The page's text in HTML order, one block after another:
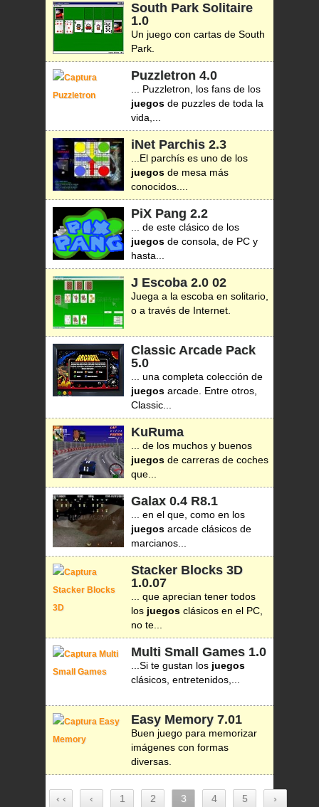
South Park Solitaire
1.0
Un juego con cartas de South
Park.
Puzzletron 4.0
... Puzzletron, los fans de los
juegos de puzzles de toda la
vida,...
iNet Parchis 2.3
...El parchís es uno de los
juegos de mesa más
conocidos....
PiX Pang 2.2
... de este clásico de los
juegos de consola, de PC y
hasta...
J Escoba2.0 02
Juega a la escoba en solitario,
o a través de Internet.
Classic Arcade Pack
5.0
... una completa colección de
juegos arcade. Entre otros,
Classic...
KuRuma
... de los muchos y buenos
juegos de carreras de coches
que...
Galax 0.4 R8.1
... en el que, como en los
juegos arcade clásicos de
marcianos...
Stacker Blocks 3D
1.0.07
... que aprecian tener todos
los juegos clásicos en el PC,
no te...
Multi Small Games 1.0
...Si te gustan los juegos
clásicos, entretenidos,...
Easy Memory 7.01
Buen juego para memorizar
imágenes con formas
diversas.
‹ ‹ ‹ 1 2 3 4 5 ›